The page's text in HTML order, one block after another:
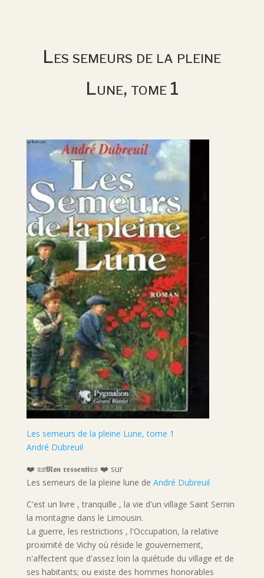
Les semeurs de la pleine
Lune, tome 1
Les semeurs de la pleine Lune, tome 1
André Dubreuil
❤️ 📜𝕸𝖔𝖓 𝖗𝖊𝖘𝖘𝖊𝖓𝖙𝖎📜 ❤️ sur
Les semeurs de la pleine lune de André Dubreuil
C'est un livre , tranquille , la vie d'un village Saint Sernin
la montagne dans le Limousin.
La guerre, les restrictions , l'Occupation, la relative
proximité de Vichy où réside le gouvernement,
n'affectent que d'assez loin la quiétude du village et de
ses habitants; ou existe des hommes honorables